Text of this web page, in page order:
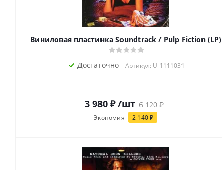
Виниловая пластинка Soundtrack / Pulp Fiction (LP)
Достаточно Артикул: U-1111031
3 980₽ /шт 6 120₽
Экономия 2 140₽